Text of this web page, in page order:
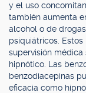
y el uso
también aumenta
alcohol o de
psiquiátricos.
supervisión
hipnótico. Las
benzodiacepinas
eficacia como